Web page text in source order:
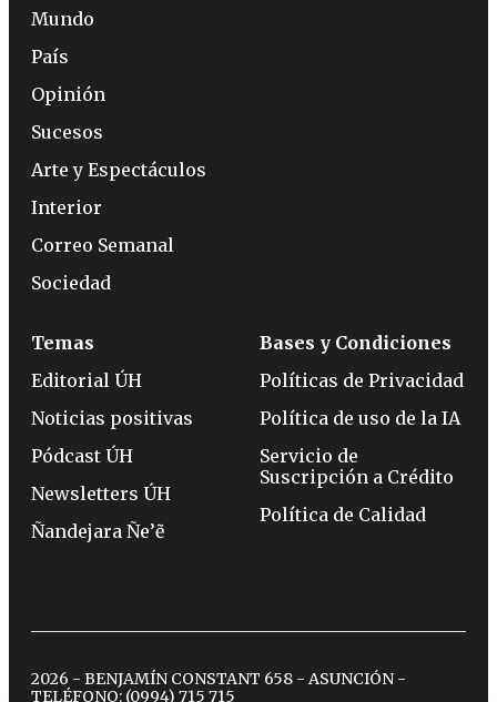
Mundo
País
Opinión
Sucesos
Arte y Espectáculos
Interior
Correo Semanal
Sociedad
Temas
Editorial ÚH
Noticias positivas
Pódcast ÚH
Newsletters ÚH
Ñandejara Ñe’ẽ
Bases y Condiciones
Políticas de Privacidad
Política de uso de la IA
Servicio de
Suscripción a Crédito
Política de Calidad
2026 - BENJAMÍN CONSTANT 658 - ASUNCIÓN -
TELÉFONO: (0994) 715 715